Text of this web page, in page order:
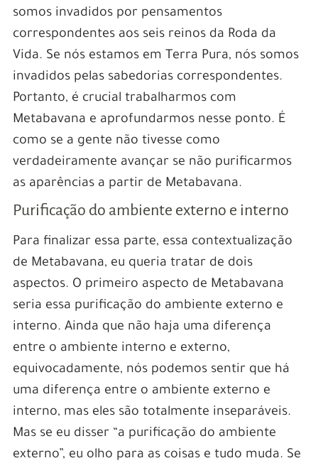
somos invadidos por pensamentos
correspondentes aos seis reinos da Roda da
Vida. Se nós estamos em Terra Pura, nós somos
invadidos pelas sabedorias correspondentes.
Portanto, é crucial trabalharmos com
Metabavana e aprofundarmos nesse ponto. É
como se a gente não tivesse como
verdadeiramente avançar se não purificarmos
as aparências a partir de Metabavana.
Purificação do ambiente externo e interno
Para finalizar essa parte, essa contextualização
de Metabavana, eu queria tratar de dois
aspectos. O primeiro aspecto de Metabavana
seria essa purificação do ambiente externo e
interno. Ainda que não haja uma diferença
entre o ambiente interno e externo,
equivocadamente, nós podemos sentir que há
uma diferença entre o ambiente externo e
interno, mas eles são totalmente inseparáveis.
Mas se eu disser “a purificação do ambiente
externo”, eu olho para as coisas e tudo muda. Se